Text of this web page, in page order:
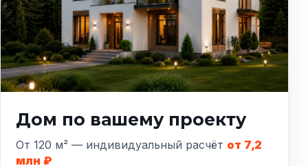
Дом по вашему проекту
От 120 м² — индивидуальный расчёт от 7,2
млн ₽